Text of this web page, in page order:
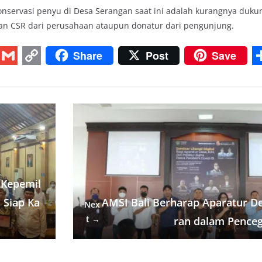
penyu di Desa Serangan saat ini adalah kurangnya
CSR dari perusahaan ataupun donatur dari pengunjung.
p
y
L
i
n
k
Share Post Save
a
r
e
Ka
Nex
t →
AMSI Bali Berharap Aparatur
ran dalam